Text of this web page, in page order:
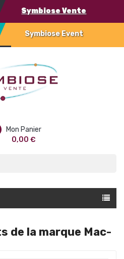
Symbiose Vente
Symbiose Event
Mon Panier
0,00 €
de la marque Mac-